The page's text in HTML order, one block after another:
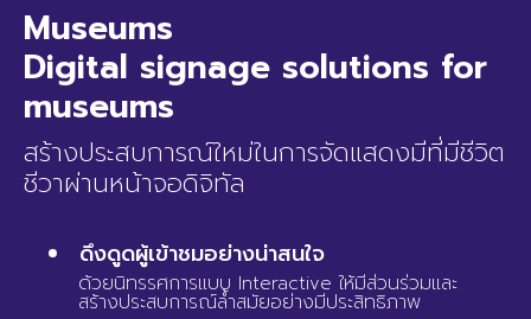
Museums
Digital signage solutions for
museums
สร้างประสบการณ์ใหม่ในการจัดแสดงมีที่มีชีวิต
ชีวาผ่านหน้าจอดิจิทัล
ดึงดูดผู้เข้าชมอย่างน่าสนใจ
ด้วยนิทรรศการแบบ Interactive ให้มีส่วนร่วมและ
สร้างประสบการณ์ล้ำสมัยอย่างมีประสิทธิภาพ